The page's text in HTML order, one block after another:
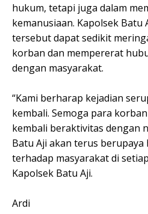
hukum, tetapi juga dalam
kemanusiaan. Kapolsek
tersebut dapat sedikit
korban dan mempererat
dengan masyarakat.
“Kami berharap kejadian
kembali. Semoga para
kembali beraktivitas dengan
Batu Aji akan terus berupaya
terhadap masyarakat di
Kapolsek Batu Aji.
Ardi